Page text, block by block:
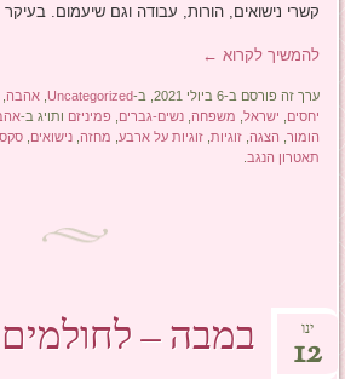
קשרי נישואים, הורות, עבודה וגם שיעמום.
להמשיך לקרוא ←
ערך זה פורסם ב-6 ביולי 2021, ב- Uncategorized
,אהבה
יחסים
ישראל משפחה ,נשים-גברים פמיניזם ותויג ב-
הומור הצגה ,זוגיות ,זוגיות על ארבע מחזה ,נישואים ,סקס
תאטרון הנגב
במבה – ינו
12